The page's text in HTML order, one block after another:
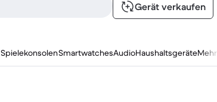
Gerät verkaufen
SpielekonsolenSmartwatchesAudioHaushaltsgeräteMehr